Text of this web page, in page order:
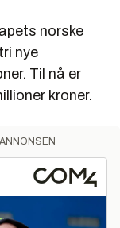
norske
nye
Til nå er
kroner.